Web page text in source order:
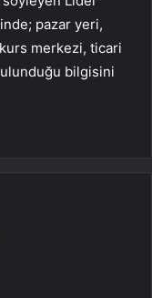
pazar yeri,
merkezi, ticari
bilgisini